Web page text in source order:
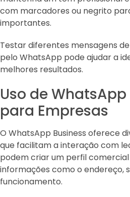
com marcadores ou negrito
importantes.
Testar diferentes mensagens
pelo WhatsApp pode ajudar a
melhores resultados.
Uso de
para Empresas
O WhatsApp Business oferece
que facilitam a interação com
podem criar um perfil
informações como o endereço,
funcionamento.